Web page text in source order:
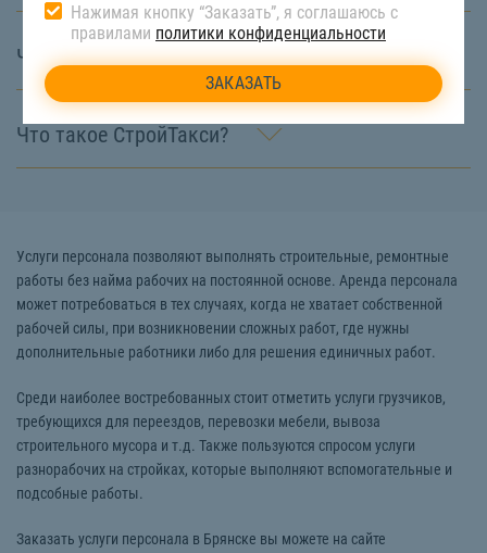
Что значит диспетчерская служба?
Что такое СтройТакси?
Услуги персонала позволяют выполнять строительные, ремонтные
работы без найма рабочих на постоянной основе. Аренда персонала
может потребоваться в тех случаях, когда не хватает собственной
рабочей силы, при возникновении сложных работ, где нужны
дополнительные работники либо для решения единичных работ.
Среди наиболее востребованных стоит отметить услуги грузчиков,
требующихся для переездов, перевозки мебели, вывоза
строительного мусора и т.д. Также пользуются спросом услуги
разнорабочих на стройках, которые выполняют вспомогательные и
подсобные работы.
Заказать услуги персонала в Брянске вы можете на сайте
Нажимая кнопку “Заказать”, я соглашаюсь с
правилами политики конфиденциальности